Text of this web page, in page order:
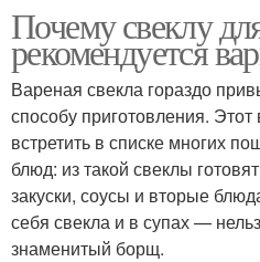
Почему свеклу
рекомендуется
Вареная свекла гораздо
способу приготовления.
встретить в списке многих
блюд: из такой свеклы
закуски, соусы и вторые
себя свекла и в супах —
знаменитый борщ.